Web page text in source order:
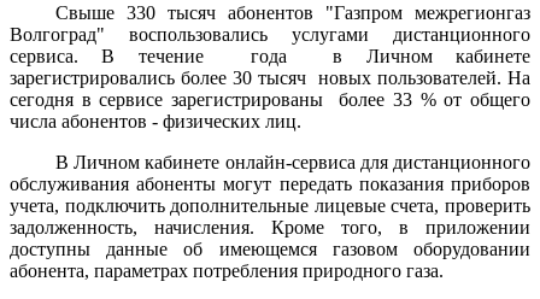
Свыше 330 тысяч абонентов "Газпром межрегионгаз
Волгоград" воспользовались услугами дистанционного
сервиса. В течение года в Личном кабинете
зарегистрировались более 30 тысяч новых пользователей. На
сегодня в сервисе зарегистрированы более 33 % от общего
числа абонентов - физических лиц.
В Личном кабинете онлайн-сервиса для дистанционного
обслуживания абоненты могут передать показания приборов
учета, подключить дополнительные лицевые счета, проверить
задолженность, начисления. Кроме того, в приложении
доступны данные об имеющемся газовом оборудовании
абонента, параметрах потребления природного газа.